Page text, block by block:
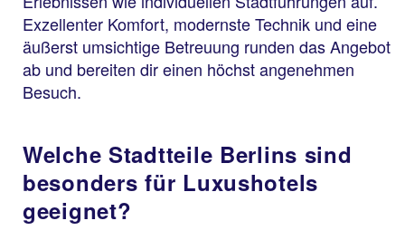
Exzellenter Komfort, modernste Technik und eine
äußerst umsichtige Betreuung runden das Angebot
ab und bereiten dir einen höchst angenehmen
Besuch.
Welche Stadtteile Berlins sind
besonders für Luxushotels
geeignet?